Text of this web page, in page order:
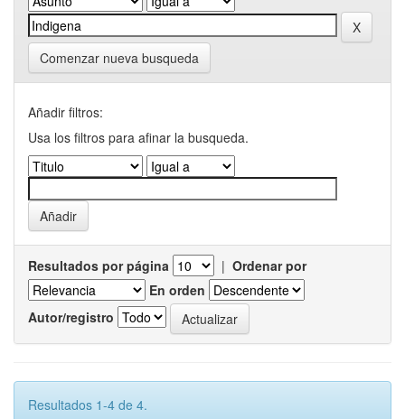
Comenzar nueva busqueda
Añadir filtros:
Usa los filtros para afinar la busqueda.
Resultados por página | Ordenar por
En orden
Autor/registro
Resultados 1-4 de 4.